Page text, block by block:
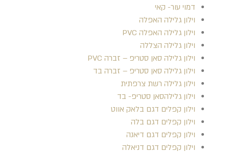
דמוי עור- קאי
וילון גלילה האפלה
וילון גלילה האפלה PVC
וילון גלילה הצללה
וילון גלילה סאן סטריפ – זברה PVC
וילון גלילה סאן סטריפ – זברה בד
וילון גלילה רשת צרפתית
וילון גלילהסאן סטריפ- בד
וילון קפלים דגם בלאק אווט
וילון קפלים דגם בלה
וילון קפלים דגם דיאנה
וילון קפלים דגם דניאלה